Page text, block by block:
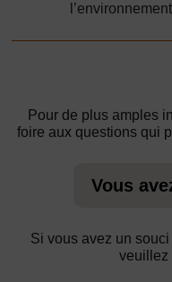
Pour de plus amples
foire aux questions qui
Vous
Si vous avez un
veuillez